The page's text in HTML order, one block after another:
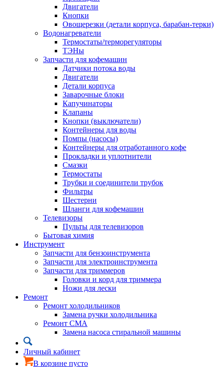
Двигатели
Кнопки
Овощерезки (детали корпуса, барабан-терки)
Водонагреватели
Термостаты/терморегуляторы
ТЭНы
Запчасти для кофемашин
Датчики потока воды
Двигатели
Детали корпуса
Заварочные блоки
Капучинаторы
Клапаны
Кнопки (выключатели)
Контейнеры для воды
Помпы (насосы)
Контейнеры для отработанного кофе
Прокладки и уплотнители
Смазки
Термостаты
Трубки и соединители трубок
Фильтры
Шестерни
Шланги для кофемашин
Телевизоры
Пульты для телевизоров
Бытовая химия
Инструмент
Запчасти для бензоинструмента
Запчасти для электроинструмента
Запчасти для триммеров
Головки и корд для триммера
Ножи для лески
Ремонт
Ремонт холодильников
Замена ручки холодильника
Ремонт СМА
Замена насоса стиральной машины
Личный кабинет
В корзине пусто